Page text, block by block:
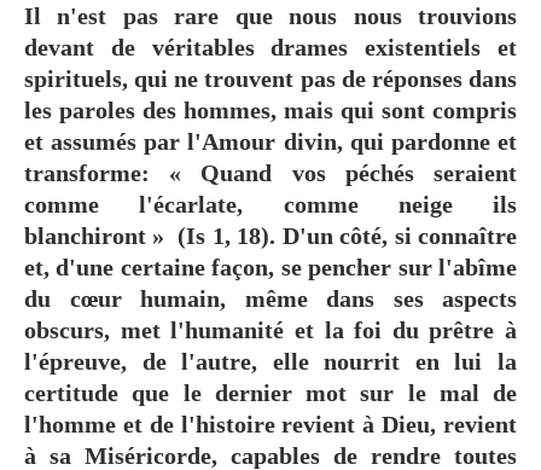
Il n'est pas rare que nous nous trouvions
devant de véritables drames existentiels et
spirituels, qui ne trouvent pas de réponses dans
les paroles des hommes, mais qui sont compris
et assumés par l'Amour divin, qui pardonne et
transforme: « Quand vos péchés seraient
comme l'écarlate, comme neige ils
blanchiront » (Is 1, 18). D'un côté, si connaître
et, d'une certaine façon, se pencher sur l'abîme
du cœur humain, même dans ses aspects
obscurs, met l'humanité et la foi du prêtre à
l'épreuve, de l'autre, elle nourrit en lui la
certitude que le dernier mot sur le mal de
l'homme et de l'histoire revient à Dieu, revient
à sa Miséricorde, capables de rendre toutes